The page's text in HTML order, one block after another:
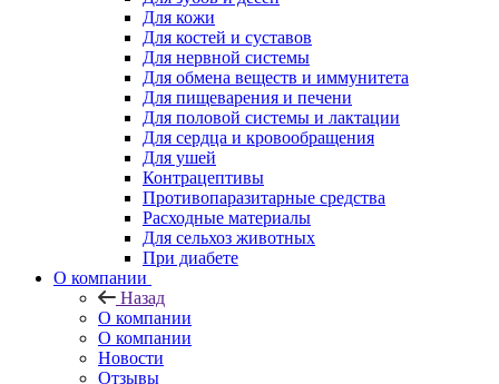
Для кожи
Для костей и суставов
Для нервной системы
Для обмена веществ и иммунитета
Для пищеварения и печени
Для половой системы и лактации
Для сердца и кровообращения
Для ушей
Контрацептивы
Противопаразитарные средства
Расходные материалы
Для сельхоз животных
При диабете
О компании
Назад
О компании
О компании
Новости
Отзывы